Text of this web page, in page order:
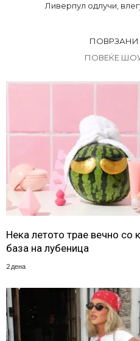
Ливерпул одлучи,
ПОВРЗАНИ
ПОВЕЌЕ
Нека летото трае вечно со
база на лубеница
2 дена